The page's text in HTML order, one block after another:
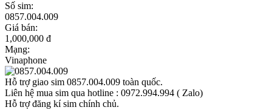
Số sim:
0857.004.009
Giá bán:
1,000,000 đ
Mạng:
Vinaphone
Hỗ trợ giao sim 0857.004.009 toàn quốc.
Liên hệ mua sim qua hotline : 0972.994.994 ( Zalo)
Hỗ trợ đăng kí sim chính chủ.